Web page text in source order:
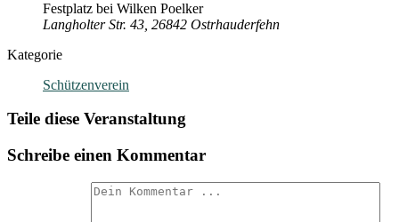
Festplatz bei Wilken Poelker
Langholter Str. 43, 26842 Ostrhauderfehn
Kategorie
Schützenverein
Teile diese Veranstaltung
Schreibe einen Kommentar